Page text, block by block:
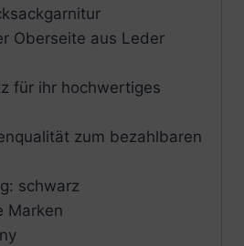
Oberseite aus Leder
für ihr hochwertiges
zum bezahlbaren
schwarz
Marken